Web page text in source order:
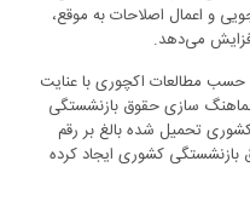
و اعمال اصلاحات به موقع،
می‌دهد.
حسب مطالعات اکچوری با عنایت
کنون در هماهنگ سازی حقوق بازنشستگی
تحمیل شده بالغ بر رقم
بازنشستگی کشوری ایجاد کرده